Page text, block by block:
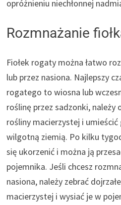
opróżnieniu niechłonnej
Rozmnażanie
Fiołek rogaty można łatwo
lub przez nasiona. Najlepszy
rogatego to wiosna lub
roślinę przez sadzonki, należy
rośliny macierzystej i
wilgotną ziemią. Po kilku
się ukorzenić i można ją
pojemnika. Jeśli chcesz
nasiona, należy zebrać
macierzystej i wysiać je w